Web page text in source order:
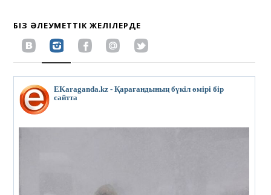
БІЗ ӘЛЕУМЕТТІК ЖЕЛІЛЕРДЕ
EKaraganda.kz - Қарағандының бүкіл өмірі бір
сайтта